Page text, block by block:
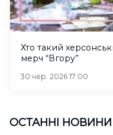
Хто такий
мерч “Вгору”
30 чер. 2026 17:00
ОСТАННІ НОВИНИ